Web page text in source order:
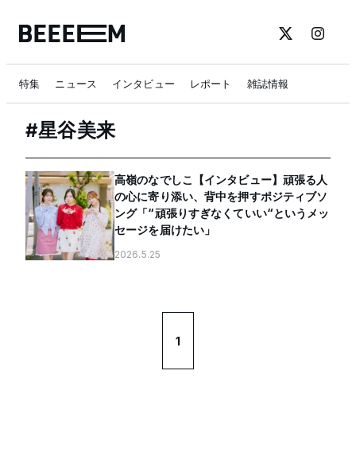
特集 ニュース インタビュー レポート 雑誌情報
#星谷美来
高嶺のなでしこ【インタビュー】頑張る人
の心に寄り添い、背中を押すポジティブソ
ング「“頑張りすぎなくていい“というメッ
セージを届けたい」
2026.5.25
1